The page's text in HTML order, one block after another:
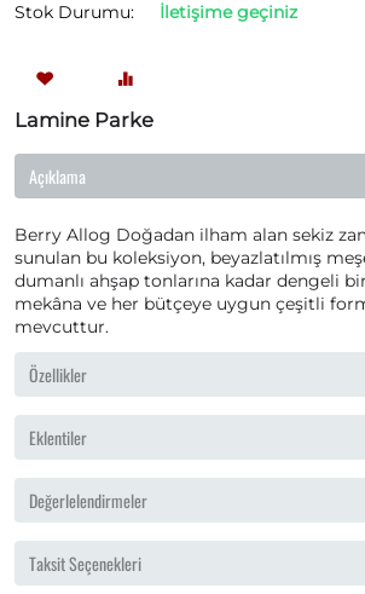
Stok Durumu:
İletişime geçiniz
Lamine Parke
Açıklama
Berry Allog Doğadan ilham alan sekiz
sunulan bu koleksiyon, beyazlatılmış
dumanlı ahşap tonlarına kadar dengeli
mekâna ve her bütçeye uygun çeşitli
mevcuttur.
Özellikler
Eklentiler
Değerlelendirmeler
Taksit Seçenekleri